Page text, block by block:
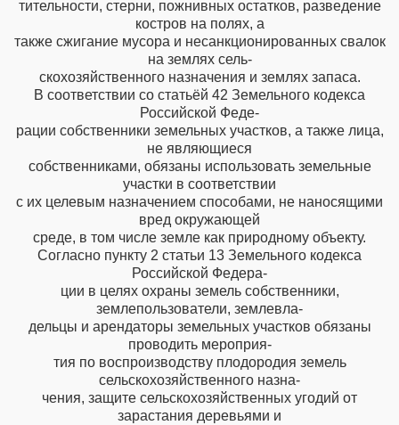
тительности, стерни, пожнивных остатков, разведение
костров на полях, а
также сжигание мусора и несанкционированных свалок
на землях сель-
скохозяйственного назначения и землях запаса.
В соответствии со статьёй 42 Земельного кодекса
Российской Феде-
рации собственники земельных участков, а также лица,
не являющиеся
собственниками, обязаны использовать земельные
участки в соответствии
с их целевым назначением способами, не наносящими
вред окружающей
среде, в том числе земле как природному объекту.
Согласно пункту 2 статьи 13 Земельного кодекса
Российской Федера-
ции в целях охраны земель собственники,
землепользователи, землевла-
дельцы и арендаторы земельных участков обязаны
проводить мероприя-
тия по воспроизводству плодородия земель
сельскохозяйственного назна-
чения, защите сельскохозяйственных угодий от
зарастания деревьями и